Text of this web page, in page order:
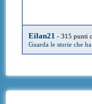
Eilan21 - 315 punti
Guarda le storie che